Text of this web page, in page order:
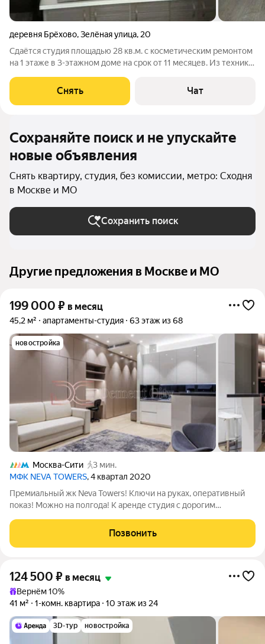
деревня Брёхово,Зелёная улица, 20
Сдаётся студия площадью 28 кв.м. с косметическим ремонтом
на 1 этаже в 3-этажном доме на срок от 11 месяцев. Из техники
- блочный, окна выходят во двор и на улицу. Во дворе есть
бесплатная
Снять Чат
Сохраняйте поиск и не упускайте
новые объявления
Снять квартиру, студия, без комиссии, метро: Сходня
в Москве и МО
Сохранить поиск
Другие предложения в Москве и МО
199 000 ₽ в месяц
45,2 м² апартаменты-студия 63 этаж из 68
новостройка
Москва-Сити
3 мин.
МФК NEVA TOWERS, 4 квартал 2020
Премиальный жк Neva Towers! Ключи на руках, оперативный
показ! Можно на полгода! К аренде студия с дорогим
открытый вид на закаты! Дорогие, экологичные материалы!
Качественная брендовая мебель!
Позвонить
124 500 ₽ в месяц
Вернём 10%
41 м²
1-комн. квартира 10 этаж из 24
3D-тур новостройка